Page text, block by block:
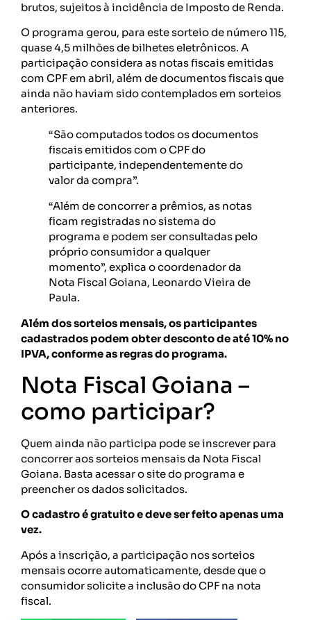
brutos, sujeitos à incidência de Imposto de Renda.
O programa gerou, para este sorteio de número 115,
quase 4,5 milhões de bilhetes eletrônicos. A
participação considera as notas fiscais emitidas
com CPF em abril, além de documentos fiscais que
ainda não haviam sido contemplados em sorteios
anteriores.
“São computados todos os documentos
fiscais emitidos com o CPF do
participante, independentemente do
valor da compra”.
“Além de concorrer a prêmios, as notas
ficam registradas no sistema do
programa e podem ser consultadas pelo
próprio consumidor a qualquer
momento”, explica o coordenador da
Nota Fiscal Goiana, Leonardo Vieira de
Paula.
Além dos sorteios mensais, os participantes
cadastrados podem obter desconto de até 10% no
IPVA, conforme as regras do programa.
Nota Fiscal Goiana –
como participar?
Quem ainda não participa pode se inscrever para
concorrer aos sorteios mensais da Nota Fiscal
Goiana. Basta acessar o site do programa e
preencher os dados solicitados.
O cadastro é gratuito e deve ser feito apenas uma
vez.
Após a inscrição, a participação nos sorteios
mensais ocorre automaticamente, desde que o
consumidor solicite a inclusão do CPF na nota
fiscal.